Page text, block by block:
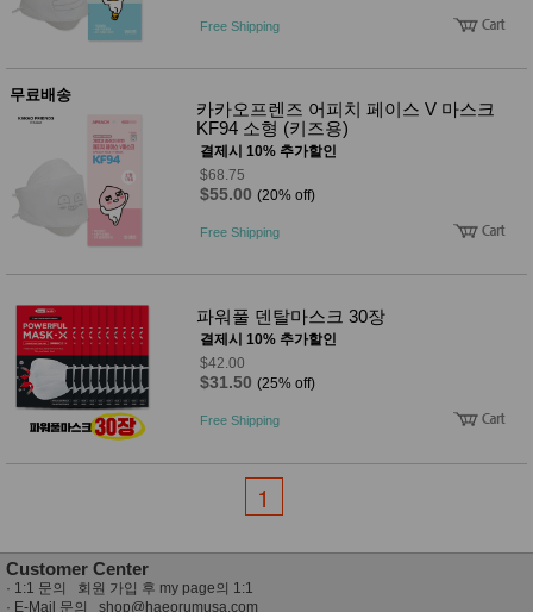
Pet
문
화
공연/행
사
Free Shipping
무료배송
카카오프렌즈 어피치 페이스 V 마스크
KF94 소형 (키즈용)
결제시 10% 추가할인
$68.75
$55.00 (20% off)
Free Shipping
파워풀 덴탈마스크 30장
결제시 10% 추가할인
$42.00
$31.50 (25% off)
Free Shipping
1
Customer Center
· 1:1 문의 회원 가입 후 my page의 1:1
· E-Mail 문의 shop@haeorumusa.com